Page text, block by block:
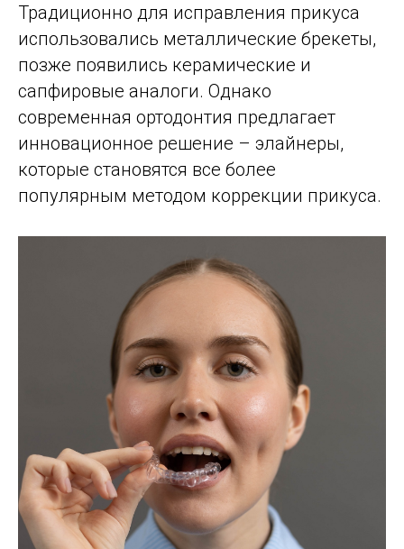
Традиционно для исправления прикуса
использовались металлические брекеты,
позже появились керамические и
сапфировые аналоги. Однако
современная ортодонтия предлагает
инновационное решение – элайнеры,
которые становятся все более
популярным методом коррекции прикуса.